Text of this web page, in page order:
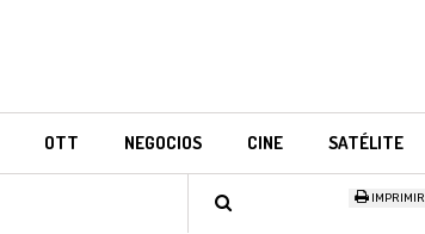
OTT NEGOCIOS CINE SATÉLITE
IMPRIMIR